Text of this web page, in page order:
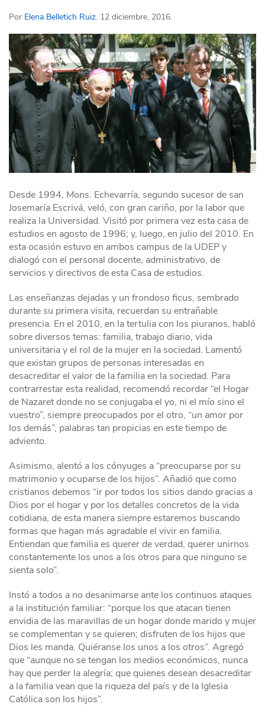
Por Elena Belletich Ruiz. 12 diciembre, 2016.
Desde 1994, Mons. Echevarría, segundo sucesor de san
Josemaría Escrivá, veló, con gran cariño, por la labor que
realiza la Universidad. Visitó por primera vez esta casa de
estudios en agosto de 1996; y, luego, en julio del 2010. En
esta ocasión estuvo en ambos campus de la UDEP y
dialogó con el personal docente, administrativo, de
servicios y directivos de esta Casa de estudios.
Las enseñanzas dejadas y un frondoso ficus, sembrado
durante su primera visita, recuerdan su entrañable
presencia. En el 2010, en la tertulia con los piuranos, habló
sobre diversos temas: familia, trabajo diario, vida
universitaria y el rol de la mujer en la sociedad. Lamentó
que existan grupos de personas interesadas en
desacreditar el valor de la familia en la sociedad. Para
contrarrestar esta realidad, recomendó recordar “el Hogar
de Nazaret donde no se conjugaba el yo, ni el mío sino el
vuestro”, siempre preocupados por el otro, “un amor por
los demás”, palabras tan propicias en este tiempo de
adviento.
Asimismo, alentó a los cónyuges a “preocuparse por su
matrimonio y ocuparse de los hijos”. Añadió que como
cristianos debemos “ir por todos los sitios dando gracias a
Dios por el hogar y por los detalles concretos de la vida
cotidiana, de esta manera siempre estaremos buscando
formas que hagan más agradable el vivir en familia.
Entiendan que familia es querer de verdad, querer unirnos
constantemente los unos a los otros para que ninguno se
sienta solo”.
Instó a todos a no desanimarse ante los continuos ataques
a la institución familiar: “porque los que atacan tienen
envidia de las maravillas de un hogar donde marido y mujer
se complementan y se quieren; disfruten de los hijos que
Dios les manda. Quiéranse los unos a los otros”. Agregó
que “aunque no se tengan los medios económicos, nunca
hay que perder la alegría; que quienes desean desacreditar
a la familia vean que la riqueza del país y de la Iglesia
Católica son los hijos”.